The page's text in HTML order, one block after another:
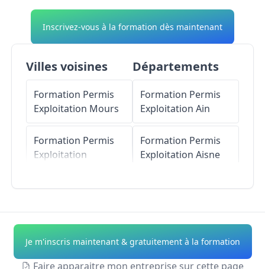
Inscrivez-vous à la formation dès maintenant
Villes voisines
Formation Permis
Exploitation Mours
Formation Permis
Exploitation
Exploitation
Chambly
Formation Permis
Départements
Formation Permis
Exploitation Ain
Formation Permis
Exploitation Aisne
Formation Permis
ExploitationAlpes-
de-Haute-Provence
Je m'inscris maintenant & gratuitement à la formation
Faire apparaitre mon entreprise sur cette page